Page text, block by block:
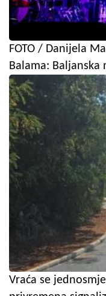
FOTO / Danijela
Balama:
Vraća se